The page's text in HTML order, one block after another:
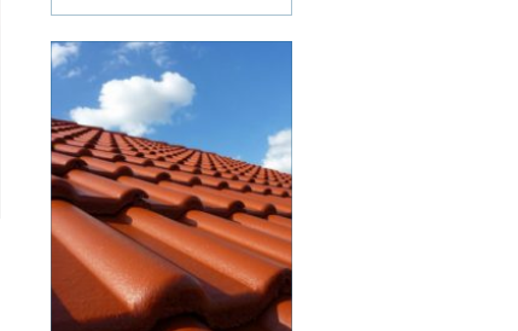
används. Med rätt
underlag och noggrant
utfört arbete blir både
villa, lägenhet och
fritidshus mer
trivsamma och lättare
att underhålla.
Professionellt